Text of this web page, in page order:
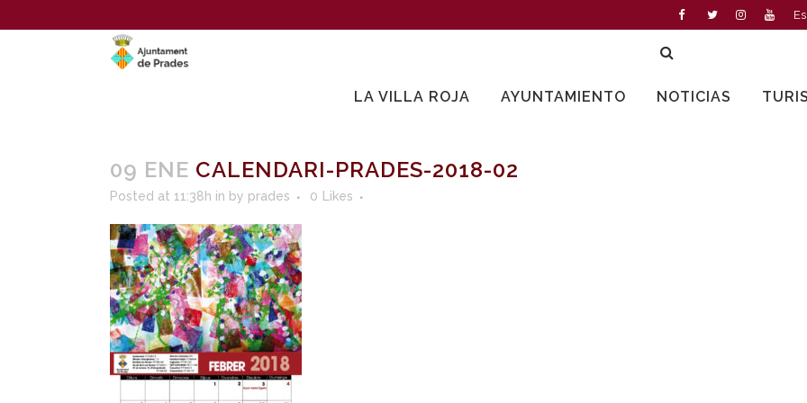
LA VILLA ROJA AYUNTAMIENTO NOTICIAS
09 ENE CALENDARI-PRADES-2018-02
Posted at 11:38h in by prades 0 Likes